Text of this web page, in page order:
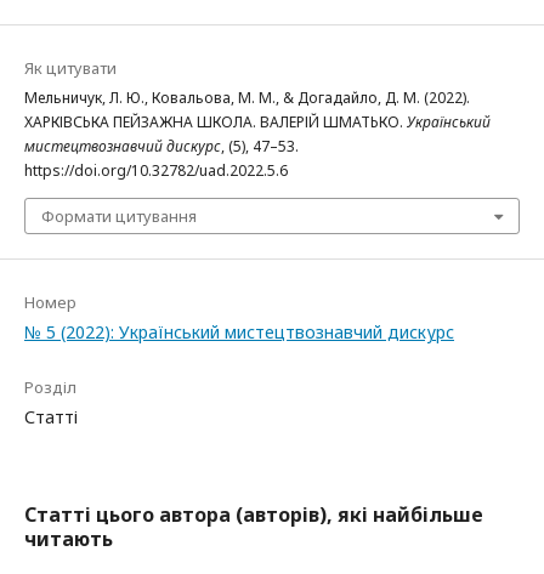
Як цитувати
Мельничук, Л. Ю., Ковальова, М. М., & Догадайло, Д. М. (2022).
ХАРКІВСЬКА ПЕЙЗАЖНА ШКОЛА. ВАЛЕРІЙ ШМАТЬКО. Український
мистецтвознавчий дискурс, (5), 47–53.
https://doi.org/10.32782/uad.2022.5.6
Формати цитування
Номер
№ 5 (2022): Український мистецтвознавчий дискурс
Розділ
Статті
Статті цього автора (авторів), які найбільше
читають